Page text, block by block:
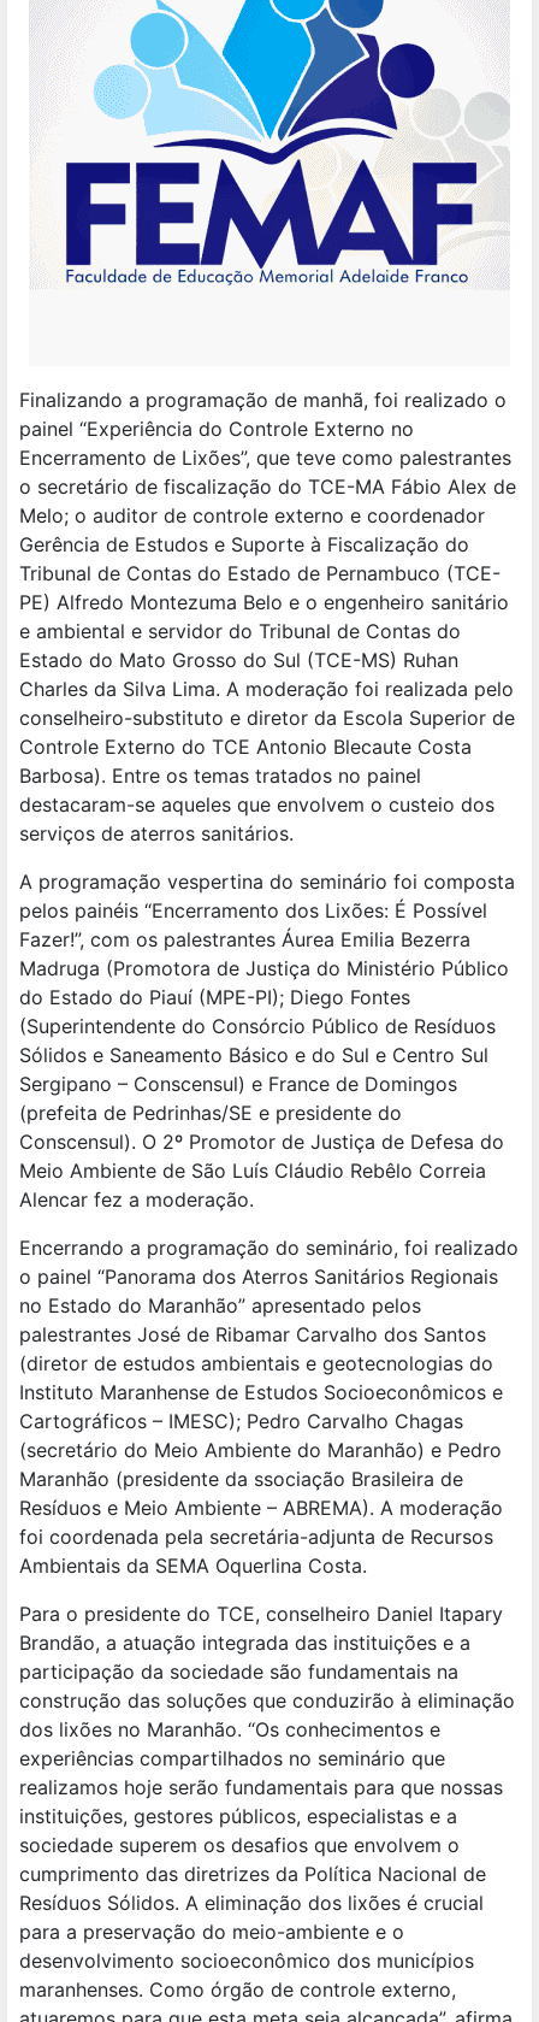
Finalizando a programação de manhã, foi realizado o
painel “Experiência do Controle Externo no
Encerramento de Lixões”, que teve como palestrantes
o secretário de fiscalização do TCE-MA Fábio Alex de
Melo; o auditor de controle externo e coordenador
Gerência de Estudos e Suporte à Fiscalização do
Tribunal de Contas do Estado de Pernambuco (TCE-
PE) Alfredo Montezuma Belo e o engenheiro sanitário
e ambiental e servidor do Tribunal de Contas do
Estado do Mato Grosso do Sul (TCE-MS) Ruhan
Charles da Silva Lima. A moderação foi realizada pelo
conselheiro-substituto e diretor da Escola Superior de
Controle Externo do TCE Antonio Blecaute Costa
Barbosa). Entre os temas tratados no painel
destacaram-se aqueles que envolvem o custeio dos
serviços de aterros sanitários.
A programação vespertina do seminário foi composta
pelos painéis “Encerramento dos Lixões: É Possível
Fazer!”, com os palestrantes Áurea Emilia Bezerra
Madruga (Promotora de Justiça do Ministério Público
do Estado do Piauí (MPE-PI); Diego Fontes
(Superintendente do Consórcio Público de Resíduos
Sólidos e Saneamento Básico e do Sul e Centro Sul
Sergipano – Conscensul) e France de Domingos
(prefeita de Pedrinhas/SE e presidente do
Conscensul). O 2º Promotor de Justiça de Defesa do
Meio Ambiente de São Luís Cláudio Rebêlo Correia
Alencar fez a moderação.
Encerrando a programação do seminário, foi realizado
o painel “Panorama dos Aterros Sanitários Regionais
no Estado do Maranhão” apresentado pelos
palestrantes José de Ribamar Carvalho dos Santos
(diretor de estudos ambientais e geotecnologias do
Instituto Maranhense de Estudos Socioeconômicos e
Cartográficos – IMESC); Pedro Carvalho Chagas
(secretário do Meio Ambiente do Maranhão) e Pedro
Maranhão (presidente da ssociação Brasileira de
Resíduos e Meio Ambiente – ABREMA). A moderação
foi coordenada pela secretária-adjunta de Recursos
Ambientais da SEMA Oquerlina Costa.
Para o presidente do TCE, conselheiro Daniel Itapary
Brandão, a atuação integrada das instituições e a
participação da sociedade são fundamentais na
construção das soluções que conduzirão à eliminação
dos lixões no Maranhão. “Os conhecimentos e
experiências compartilhados no seminário que
realizamos hoje serão fundamentais para que nossas
instituições, gestores públicos, especialistas e a
sociedade superem os desafios que envolvem o
cumprimento das diretrizes da Política Nacional de
Resíduos Sólidos. A eliminação dos lixões é crucial
para a preservação do meio-ambiente e o
desenvolvimento socioeconômico dos municípios
maranhenses. Como órgão de controle externo,